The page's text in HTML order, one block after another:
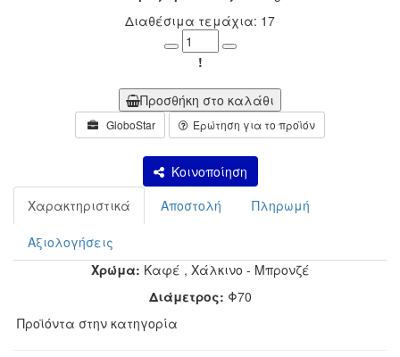
Διαθέσιμα τεμάχια: 17
Minus
Plus
!
Προσθήκη στο καλάθι
GloboStar Ερώτηση για το προϊόν
Κοινοποίηση
Χαρακτηριστικά
Αποστολή Πληρωμή
Αξιολογήσεις
Χρώμα: Καφέ , Χάλκινο - Μπρονζέ
Διάμετρος: Φ70
Προϊόντα στην κατηγορία